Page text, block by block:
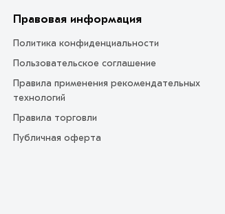
Правовая информация
Политика конфиденциальности
Пользовательское соглашение
Правила применения рекомендательных
технологий
Правила торговли
Публичная оферта